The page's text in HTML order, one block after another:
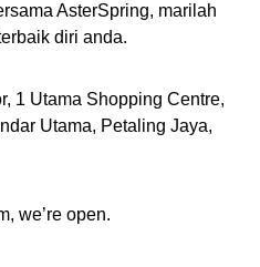
AsterSpring, marilah
diri anda.
1 Utama Shopping Centre,
Utama, Petaling Jaya,
we’re open.